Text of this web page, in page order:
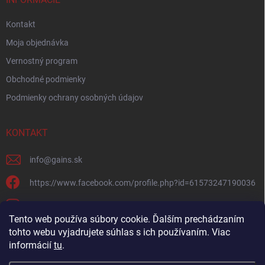
Tento web používa súbory cookie. Ďalším prechádzaním
tohto webu vyjadrujete súhlas s ich používaním. Viac
informácií tu.
Kontakt
Moja objednávka
Vernostný program
Obchodné podmienky
Podmienky ochrany osobných údajov
KONTAKT
info@gains.sk
https://www.facebook.com/profile.php?id=61573247190036